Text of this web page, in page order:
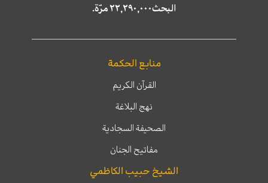
البحث٢٢,٢٩٠,٠٠٠ مرّة.
منابع الحكمة
القرآن الكريم
نهج البلاغة
الصحيفة السجادية
مفاتيح الجنان
الشيخ حبيب الكاظمي